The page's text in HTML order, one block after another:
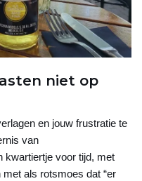
niet op
en jouw frustratie te
van
kwartiertje voor tijd, met
als rotsmoes dat “er